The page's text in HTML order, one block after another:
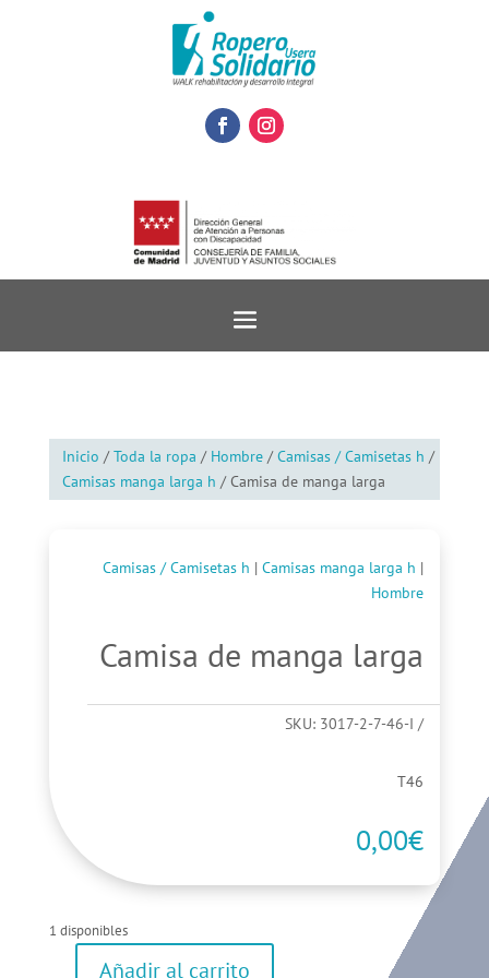
Inicio /Toda la ropa / Hombre/Camisas / Camisetas h /
Camisas manga larga h / Camisa de manga larga
Camisas / Camisetas h |Camisas manga larga h |
Hombre
Camisa de manga larga
SKU: 3017-2-7-46-I
T46
0,00€
1 disponibles
Añadir al carrito